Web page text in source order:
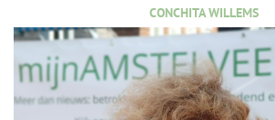
CONCHITA WILLEMS